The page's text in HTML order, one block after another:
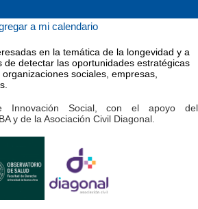
a mi calendario
en la temática de la longevidad y a
de detectar las oportunidades estratégicas
sociales, empresas,
Innovación Social, con el apoyo del
y de la Asociación Civil Diagonal.